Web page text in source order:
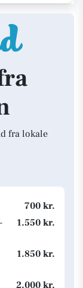
fra lokale
700 kr.
1.550 kr.
1.850 kr.
2.000 kr.